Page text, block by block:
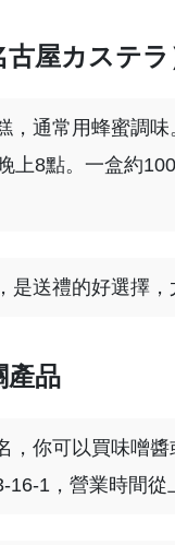
屋カステラ
，通常用蜂蜜調
上8點。一盒約
是送禮的好選擇，
產品
，你可以買味噌
16-1，營業時間